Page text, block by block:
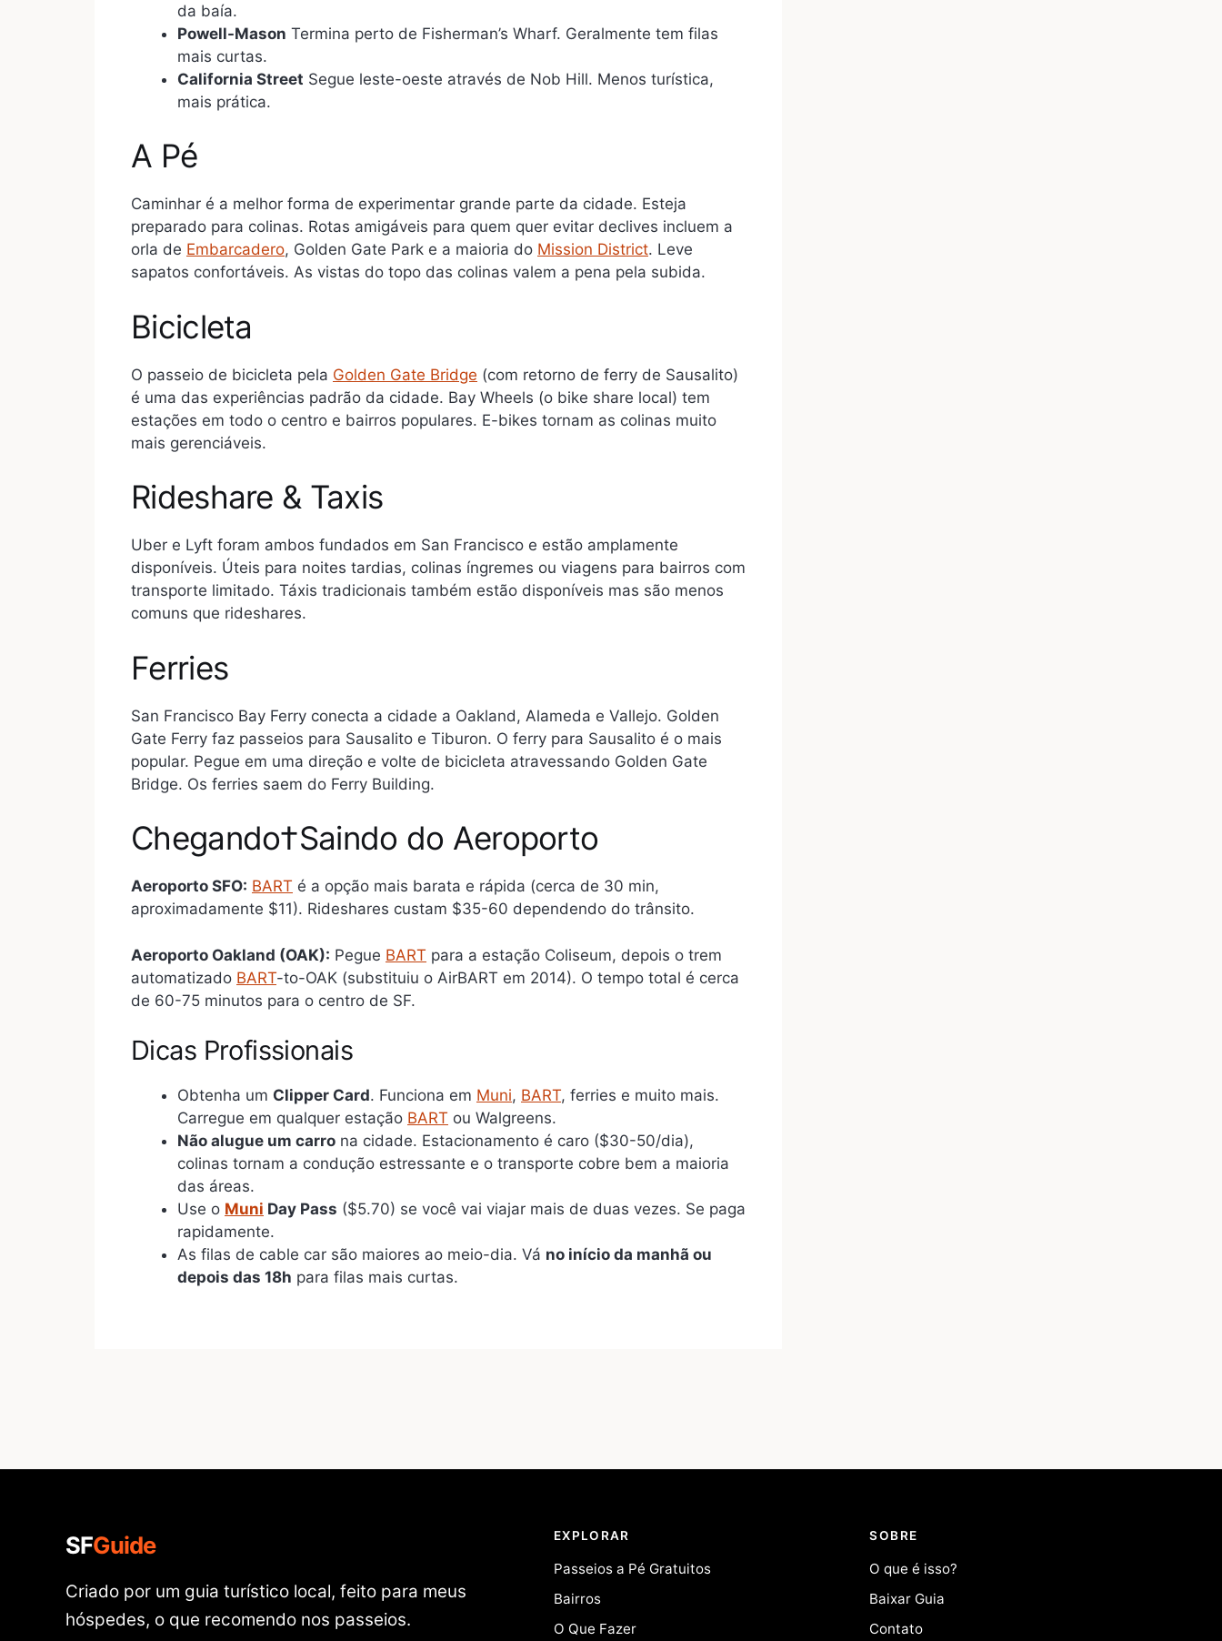
da baía.
Powell-Mason Termina perto de Fisherman’s Wharf. Geralmente tem filas
mais curtas.
California Street Segue leste-oeste através de Nob Hill. Menos turística,
mais prática.
A Pé
Caminhar é a melhor forma de experimentar grande parte da cidade. Esteja
preparado para colinas. Rotas amigáveis para quem quer evitar declives incluem a
orla de Embarcadero, Golden Gate Park e a maioria do Mission District. Leve
sapatos confortáveis. As vistas do topo das colinas valem a pena pela subida.
Bicicleta
O passeio de bicicleta pela Golden Gate Bridge (com retorno de ferry de Sausalito)
é uma das experiências padrão da cidade. Bay Wheels (o bike share local) tem
estações em todo o centro e bairros populares. E-bikes tornam as colinas muito
mais gerenciáveis.
Rideshare & Taxis
Uber e Lyft foram ambos fundados em San Francisco e estão amplamente
disponíveis. Úteis para noites tardias, colinas íngremes ou viagens para bairros com
transporte limitado. Táxis tradicionais também estão disponíveis mas são menos
comuns que rideshares.
Ferries
San Francisco Bay Ferry conecta a cidade a Oakland, Alameda e Vallejo. Golden
Gate Ferry faz passeios para Sausalito e Tiburon. O ferry para Sausalito é o mais
popular. Pegue em uma direção e volte de bicicleta atravessando Golden Gate
Bridge. Os ferries saem do Ferry Building.
Chegando†Saindo do Aeroporto
Aeroporto SFO: BART é a opção mais barata e rápida (cerca de 30 min,
aproximadamente $11). Rideshares custam $35-60 dependendo do trânsito.
Aeroporto Oakland (OAK): Pegue BART para a estação Coliseum, depois o trem
automatizado BART-to-OAK (substituiu o AirBART em 2014). O tempo total é cerca
de 60-75 minutos para o centro de SF.
Dicas Profissionais
Obtenha um Clipper Card. Funciona em Muni, BART, ferries e muito mais.
Carregue em qualquer estação BART ou Walgreens.
Não alugue um carro na cidade. Estacionamento é caro ($30-50/dia),
colinas tornam a condução estressante e o transporte cobre bem a maioria
das áreas.
Use o Muni Day Pass ($5.70) se você vai viajar mais de duas vezes. Se paga
rapidamente.
As filas de cable car são maiores ao meio-dia. Vá no início da manhã ou
depois das 18h para filas mais curtas.
SFGuide
Criado por um guia turístico local, feito para meus
hóspedes, o que recomendo nos passeios.
EXPLORAR
Passeios a Pé Gratuitos
Bairros
O Que Fazer
SOBRE
O que é isso?
Baixar Guia
Contato